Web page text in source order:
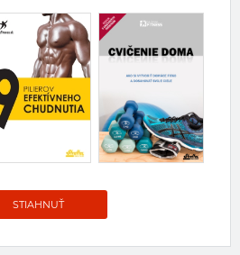
STIAHNUŤ